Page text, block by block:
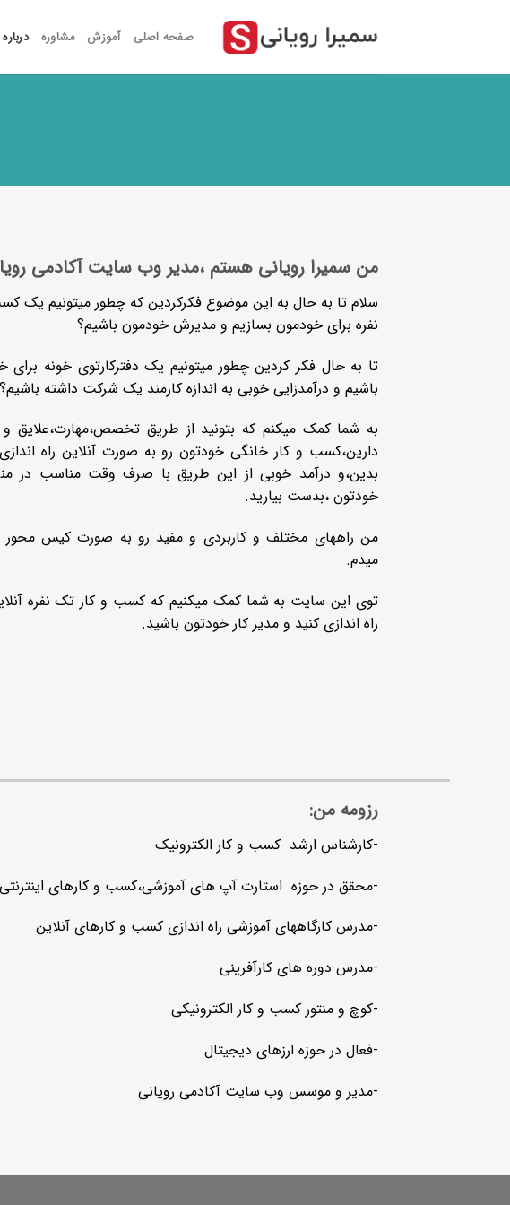
صفحه اصلی آموزش مشاوره
من سمیرا رویانی هستم ،مدیر وب سایت آکادمی
سلام تا به حال به این موضوع فکرکردین که چطور میتونیم یک
نفره برای خودمون بسازیم و مدیرش خودمون باشیم؟
تا به حال فکر کردین چطور میتونیم یک دفترکارتوی خونه برای
باشیم و درآمدزایی خوبی به اندازه کارمند یک شرکت داشته باشیم؟
به شما کمک میکنم که بتونید از طریق تخصص،مهارت،علایق و
دارین،کسب و کار خانگی خودتون رو به صورت آنلاین راه
بدین،و درآمد خوبی از این طریق با صرف وقت مناسب در
خودتون ،بدست بیارید.
من راههای مختلف و کاربردی و مفید رو به صورت کیس محور
میدم.
توی این سایت به شما کمک میکنیم که کسب و کار تک نفره
راه اندازی کنید و مدیر کار خودتون باشید.
رزومه من:
-کارشناس ارشد کسب و کار الکترونیک
-محقق در حوزه استارت آپ های آموزشی،کسب و کارهای اینترنتی
-مدرس کارگاههای آموزشی راه اندازی کسب و کارهای آنلاین
-مدرس دوره های کارآفرینی
-کوچ و منتور کسب و کار الکترونیکی
-فعال در حوزه ارزهای دیجیتال
-مدیر و موسس وب سایت آکادمی رویانی